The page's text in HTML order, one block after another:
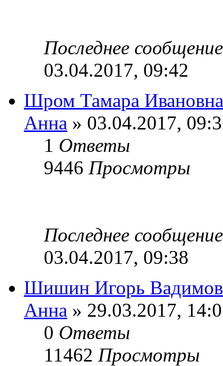
Последнее
03.04.2017, 09:42
Шром Тамара Ивановна
Анна » 03.04.2017,
1 Ответы
9446 Просмотры
Последнее
03.04.2017, 09:38
Шишин Игорь
Анна » 29.03.2017,
0 Ответы
11462 Просмотры